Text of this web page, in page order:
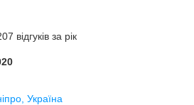
відгуків за рік
Україна